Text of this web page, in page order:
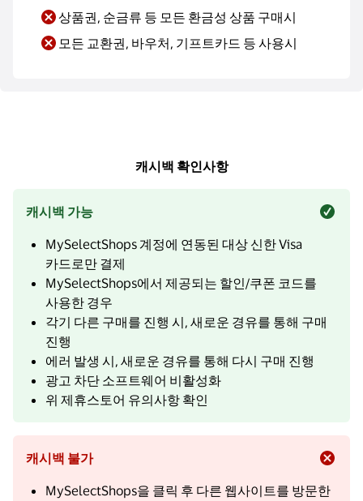
상품권, 순금류 등 모든 환금성 상품 구매시
모든 교환권, 바우처, 기프트카드 등 사용시
캐시백 확인사항
캐시백 가능
MySelectShops 계정에 연동된 대상 신한 Visa
카드로만 결제
MySelectShops에서 제공되는 할인/쿠폰 코드를
사용한 경우
각기 다른 구매를 진행 시, 새로운 경유를 통해 구매
진행
에러 발생 시, 새로운 경유를 통해 다시 구매 진행
광고 차단 소프트웨어 비활성화
위 제휴스토어 유의사항 확인
캐시백 불가
MySelectShops을 클릭 후 다른 웹사이트를 방문한